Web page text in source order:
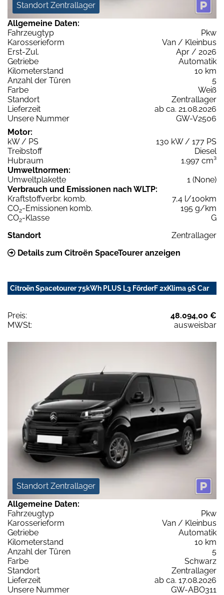
Standort Zentrallager
Allgemeine Daten:
Fahrzeugtyp
Pkw
Karosserieform
Van / Kleinbus
Erst-Zul.
Apr / 2026
Getriebe
Automatik
Kilometerstand
10 km
Anzahl der Türen
5
Farbe
Weiß
Standort
Zentrallager
Lieferzeit
ab ca. 21.08.2026
Unsere Nummer
GW-V2506
Motor:
kW / PS
130 kW / 177 PS
Treibstoff
Diesel
Hubraum
1.997 cm³
Umweltnormen:
Umweltplakette
1 (None)
Verbrauch und Emissionen nach WLTP:
Kraftstoffverbr. komb.
7,4 l/100km
CO2-Emissionen komb.
195 g/km
CO2-Klasse
G
Standort
Zentrallager
Details zum Citroën SpaceTourer anzeigen
Citroën Spacetourer 75kWh PLUS L3 FörderF 2xKlima 9S Car
Preis:
48.094,00 €
MWSt:
ausweisbar
Standort Zentrallager
Allgemeine Daten:
Fahrzeugtyp
Pkw
Karosserieform
Van / Kleinbus
Getriebe
Automatik
Kilometerstand
10 km
Anzahl der Türen
5
Farbe
Schwarz
Standort
Zentrallager
Lieferzeit
ab ca. 17.08.2026
Unsere Nummer
GW-ABO311